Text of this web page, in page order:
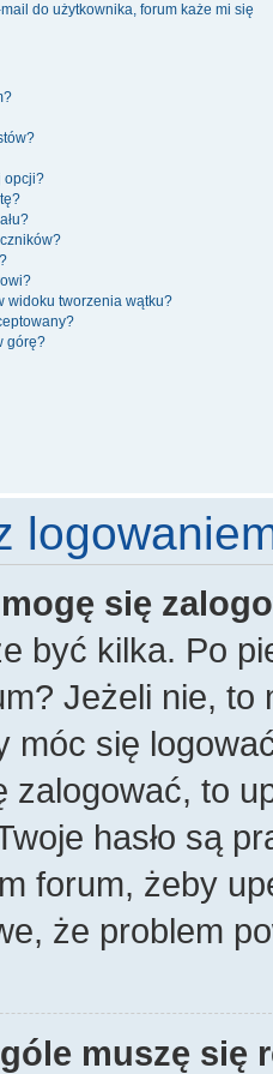
do użytkownika, forum każe mi się
opcji?
widoku tworzenia wątku?
górę?
się
być kilka. Po
Jeżeli nie,
móc się
zalogować, to
hasło są
forum, żeby
że problem
muszę się